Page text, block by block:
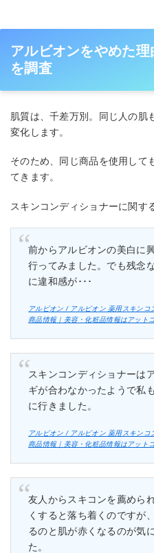
アルビオンをやめた
を調査
肌質は、千差万別。同じ人の肌
変化します。
そのため、同じ商品を使用して
てきます。
スキンコンディショナーに関す
前からアルビオンの美白に
行ってみました。でも残念
に違和感が･･･
アルビオン / アルビオン 薬用スキン
商品情報｜美容・化粧品情報はアット
スキンコンディショナーは
ギが合わなかったようで私
に行きました。
アルビオン / アルビオン 薬用スキン
商品情報｜美容・化粧品情報はアット
友人からスキコンを薦めら
くすると落ち着くのですが
るのと肌が赤くなるのが気
た。